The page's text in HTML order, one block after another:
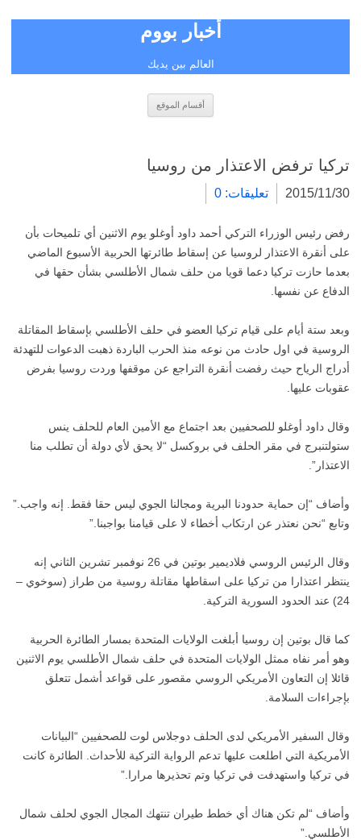
أخبار بووم
العالم بين يديك
أقسام الموقع
تركيا ترفض الاعتذار من روسيا
2015/11/30 تعليقات: 0
رفض رئيس الوزراء التركي أحمد داود أوغلو يوم الاثنين أي تلميحات بأن
على أنقرة الاعتذار لروسيا عن إسقاط طائرتها الحربية الأسبوع الماضي
بعدما حازت تركيا دعما قويا من حلف شمال الأطلسي بشأن حقها في
الدفاع عن نفسها.
وبعد ستة أيام على قيام تركيا العضو في حلف الأطلسي بإسقاط المقاتلة
الروسية في اول حادث من نوعه منذ الحرب الباردة ذهبت الدعوات للتهدئة
أدراج الرياح حيث رفضت أنقرة التراجع عن موقفها وردت روسيا بفرض
عقوبات عليها.
وقال داود أوغلو للصحفيين بعد اجتماع مع الأمين العام للحلف ينس
ستولتنبرج في مقر الحلف في بروكسل “لا يحق لأي دولة أن تطلب منا
الاعتذار”.
وأضاف “إن حماية حدودنا البرية ومجالنا الجوي ليس حقا فقط. إنه واجب.”
وتابع “نحن نعتذر عن ارتكاب أخطاء لا على قيامنا بواجبنا.”
وقال الرئيس الروسي فلاديمير بوتين في 26 نوفمبر تشرين الثاني إنه
ينتظر اعتذارا من تركيا على اسقاطها مقاتلة روسية من طراز (سوخوي –
24) عند الحدود السورية التركية.
كما قال بوتين إن روسيا أبلغت الولايات المتحدة بمسار الطائرة الحربية
وهو أمر نفاه ممثل الولايات المتحدة في حلف شمال الأطلسي يوم الاثنين
قائلا إن التعاون الأمريكي الروسي مقصور على قواعد أشمل تتعلق
بإجراءات السلامة.
وقال السفير الأمريكي لدى الحلف دوجلاس لوت للصحفيين “البيانات
الأمريكية التي اطلعت عليها تدعم الرواية التركية للأحداث. الطائرة كانت
في تركيا واستهدفت في تركيا وتم تحذيرها مرارا.”
وأضاف “لم تكن هناك أي خطط طيران تنتهك المجال الجوي لحلف شمال
الأطلسي.”